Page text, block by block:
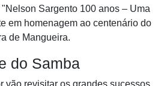
Sargento 100 anos – Uma
em homenagem ao centenário do
de Mangueira.
do Samba
vão revisitar os grandes sucessos